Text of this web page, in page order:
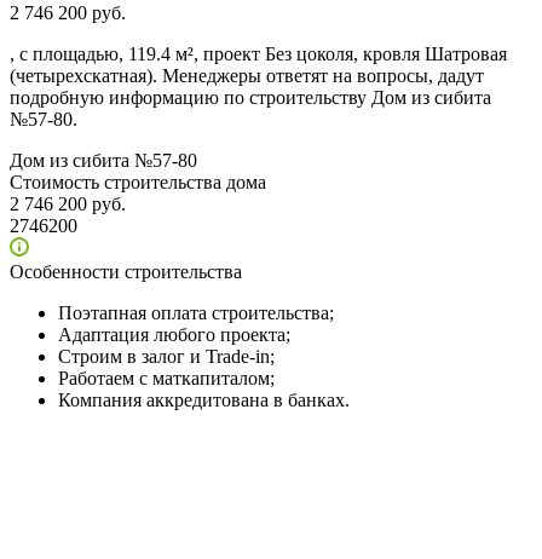
2 746 200 руб.
, с площадью, 119.4 м², проект Без цоколя, кровля Шатровая
(четырехскатная). Менеджеры ответят на вопросы, дадут
подробную информацию по строительству Дом из сибита
№57-80.
Дом из сибита №57-80
Стоимость строительства дома
2 746 200 руб.
2746200
Особенности строительства
Поэтапная оплата строительства;
Адаптация любого проекта;
Строим в залог и Trade-in;
Работаем с маткапиталом;
Компания аккредитована в банках.